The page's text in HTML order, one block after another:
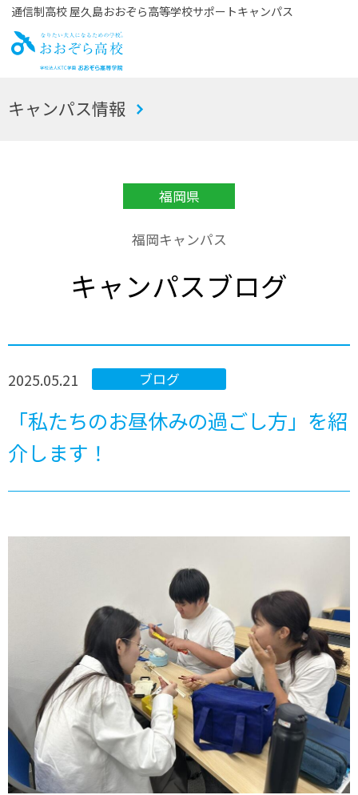
通信制高校 屋久島おおぞら高等学校サポートキャンパス
お
キャンパス情報
福岡県
福岡キャンパス
キャンパスブログ
ブログ
2025.05.21
「私たちのお昼休みの過ごし方」を紹
介します！